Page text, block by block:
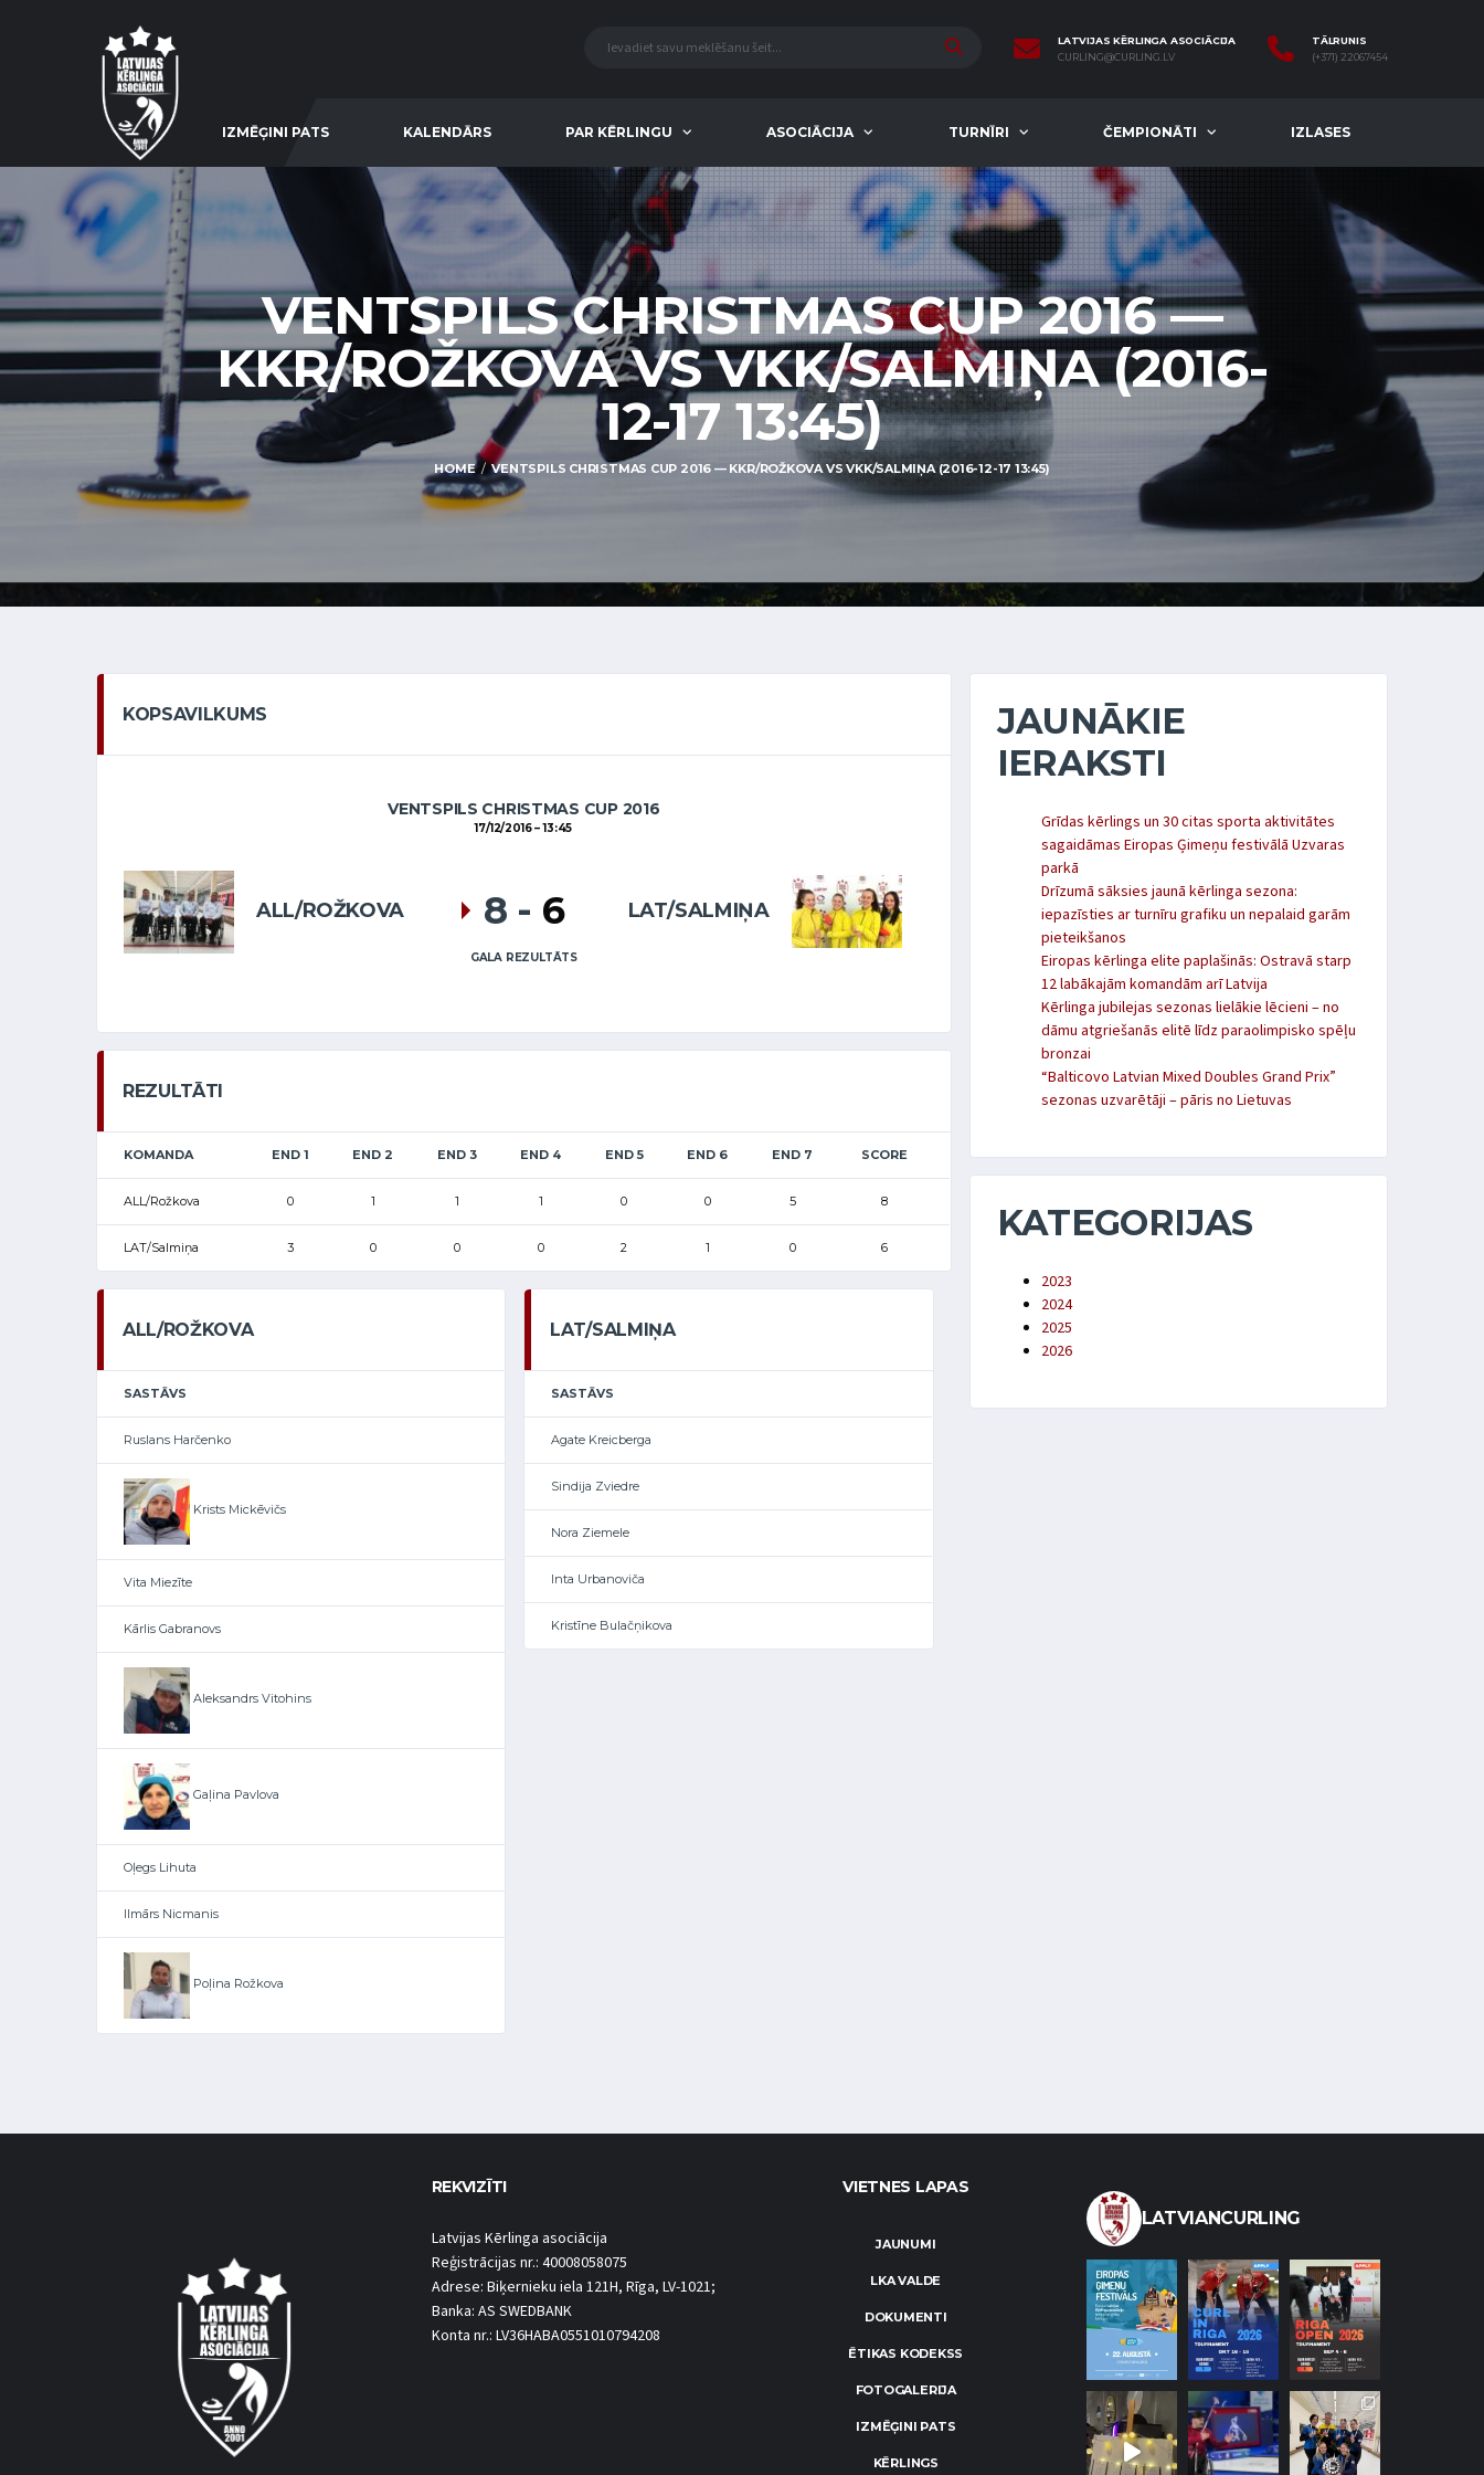
LATVIJAS KĒRLINGA ASOCIĀCIJA
CURLING@CURLING.LV
TĀLRUNIS
(+371) 22067454
IZMĒĢINI PATS KALENDĀRS PAR KĒRLINGU ASOCIĀCIJA TURNĪRI ČEMPIONĀTI IZLASES
VENTSPILS CHRISTMAS CUP 2016 —
KKR/ROŽKOVA VS VKK/SALMIŅA (2016-
12-17 13:45)
HOME VENTSPILS CHRISTMAS CUP 2016 — KKR/ROŽKOVA VS VKK/SALMIŅA (2016-12-17 13:45)
KOPSAVILKUMS
VENTSPILS CHRISTMAS CUP 2016
17/12/2016 13:45
ALL/ROŽKOVA LAT/SALMIŅA
8 - 6
GALA REZULTĀTS
REZULTĀTI
KOMANDA END 1 END 2 END 3 END 4 END 5 END 6 END 7 SCORE
ALL/Rožkova 0 1 1 1 0 0 5 8
LAT/Salmiņa 3 0 0 0 2 1 0 6
ALL/ROŽKOVA
SASTĀVS
Ruslans Harčenko
Krists Mickēvičs
Vita Miezīte
Kārlis Gabranovs
Aleksandrs Vitohins
Gaļina Pavlova
Oļegs Lihuta
Ilmārs Nicmanis
Poļina Rožkova
LAT/SALMIŅA
SASTĀVS
Agate Kreicberga
Sindija Zviedre
Nora Ziemele
Inta Urbanoviča
Kristīne Bulačņikova
JAUNĀKIE
IERAKSTI
Grīdas kērlings un 30 citas sporta aktivitātes
sagaidāmas Eiropas Ģimeņu festivālā Uzvaras
parkā
Drīzumā sāksies jaunā kērlinga sezona:
iepazīsties ar turnīru grafiku un nepalaid garām
pieteikšanos
Eiropas kērlinga elite paplašinās: Ostravā starp
12 labākajām komandām arī Latvija
Kērlinga jubilejas sezonas lielākie lēcieni – no
dāmu atgriešanās elitē līdz paraolimpisko spēļu
bronzai
“Balticovo Latvian Mixed Doubles Grand Prix”
sezonas uzvarētāji – pāris no Lietuvas
KATEGORIJAS
2023
2024
2025
2026
REKVIZĪTI
Latvijas Kērlinga asociācija
Reģistrācijas nr.: 40008058075
Adrese: Biķernieku iela 121H, Rīga, LV-1021;
Banka: AS SWEDBANK
Konta nr.: LV36HABA0551010794208
VIETNES LAPAS
JAUNUMI
LKA VALDE
DOKUMENTI
ĒTIKAS KODEKSS
FOTOGALERIJA
IZMĒĢINI PATS
KĒRLINGS
LATVIANCURLING